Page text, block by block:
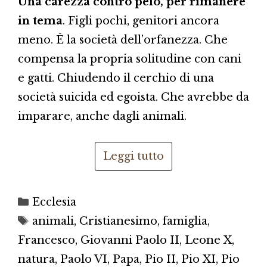
in tema. Figli pochi, genitori ancora
meno. È la società dell’orfanezza. Che
compensa la propria solitudine con cani
e gatti. Chiudendo il cerchio di una
società suicida ed egoista. Che avrebbe da
imparare, anche dagli animali.
Leggi tutto
Categorie
Ecclesia
Tag
animali, Cristianesimo, famiglia,
Francesco, Giovanni Paolo II, Leone X,
natura, Paolo VI, Papa, Pio II, Pio XI, Pio